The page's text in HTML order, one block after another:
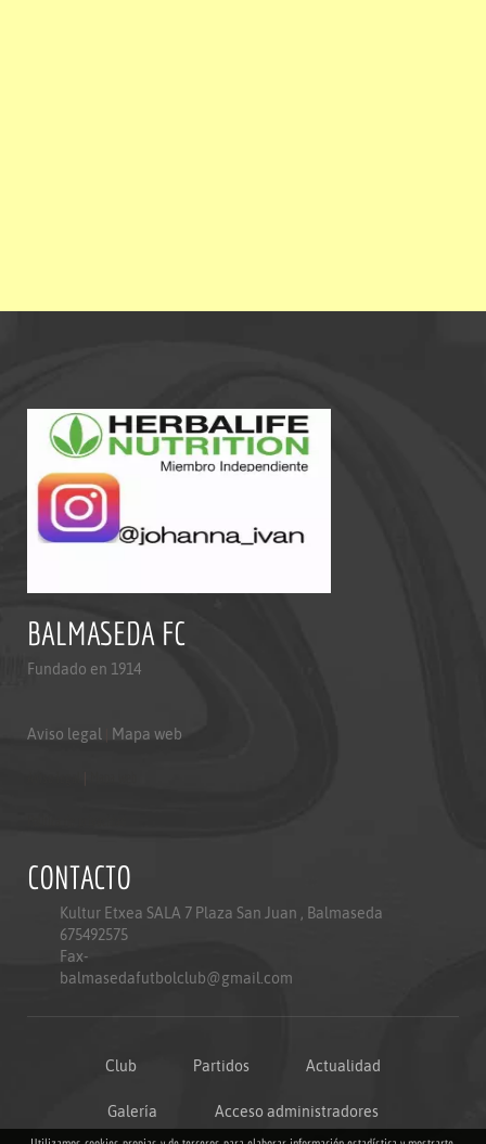
BALMASEDA FC
Fundado en 1914
Aviso legal Mapa web
CONTACTO
Kultur Etxea SALA 7 Plaza San Juan , Balmaseda
675492575
Fax-
balmasedafutbolclub@gmail.com
Club Partidos Actualidad
Galería
Acceso administradores